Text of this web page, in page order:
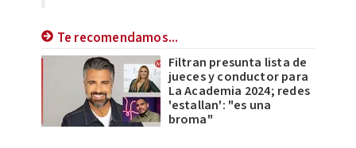
Te recomendamos...
Filtran presunta lista de
jueces y conductor para
La Academia 2024; redes
'estallan': "es una
broma"